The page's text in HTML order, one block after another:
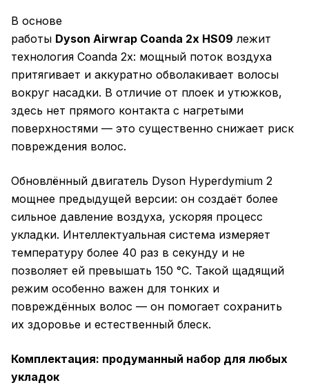
В основе
работы Dyson Airwrap Coanda 2x HS09 лежит
технология Coanda 2x: мощный поток воздуха
притягивает и аккуратно обволакивает волосы
вокруг насадки. В отличие от плоек и утюжков,
здесь нет прямого контакта с нагретыми
поверхностями — это существенно снижает риск
повреждения волос.
Обновлённый двигатель Dyson Hyperdymium 2
мощнее предыдущей версии: он создаёт более
сильное давление воздуха, ускоряя процесс
укладки. Интеллектуальная система измеряет
температуру более 40 раз в секунду и не
позволяет ей превышать 150 °C. Такой щадящий
режим особенно важен для тонких и
повреждённых волос — он помогает сохранить
их здоровье и естественный блеск.
Комплектация: продуманный набор для любых
укладок